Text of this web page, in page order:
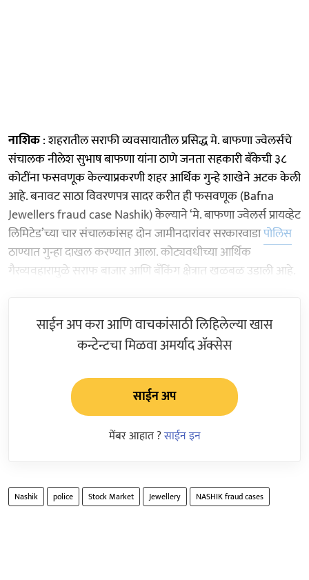
नाशिक: शहरातील सराफी व्यवसायातील प्रसिद्ध मे. बाफणा ज्वेलर्सचे
संचालक नीलेश सुभाष बाफणा यांना ठाणे जनता सहकारी बँकेची ३८
कोटींना फसवणूक केल्याप्रकरणी शहर आर्थिक गुन्हे शाखेने अटक केली
आहे. बनावट साठा विवरणपत्र सादर करीत ही फसवणूक (Bafna
Jewellers fraud case Nashik) केल्याने ‘मे. बाफणा ज्वेलर्स प्रायव्हेट
लिमिटेड’च्या चार संचालकांसह दोन जामीनदारांवर सरकारवाडापोलिस
ठाण्यात गुन्हा दाखल करण्यात आला. कोट्यवधीच्या आर्थिक
गैरव्यवहारामुळे सराफ बाजार आणि बँकिंग क्षेत्रात खळबळ उडाली आहे.
साईन अप करा आणि वाचकांसाठी लिहिलेल्या खास
कन्टेन्टचा मिळवा अमर्याद ॲक्सेस
साईन अप
मेंबर आहात ?साईन इन
Nashik police Stock Market Jewellery NASHIK fraud cases